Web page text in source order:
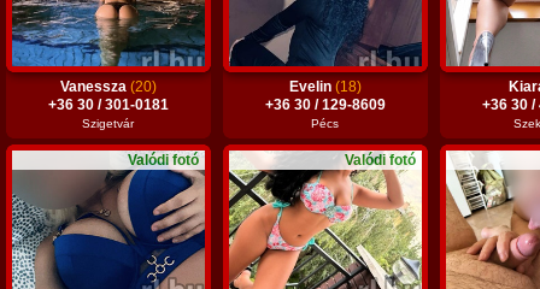
Vanessza (20)
+36 30 / 301-0181
Szigetvár
Evelin (18)
+36 30 / 129-8609
Pécs
+36 30 /
Valódi fotó Valódi fotó